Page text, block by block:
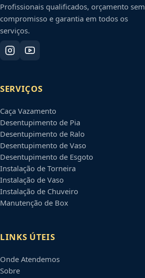
Profissionais qualificados, orçamento sem
compromisso e garantia em todos os
serviços.
SERVIÇOS
Caça Vazamento
Desentupimento de Pia
Desentupimento de Ralo
Desentupimento de Vaso
Desentupimento de Esgoto
Instalação de Torneira
Instalação de Vaso
Instalação de Chuveiro
Manutenção de Box
LINKS ÚTEIS
Onde Atendemos
Sobre